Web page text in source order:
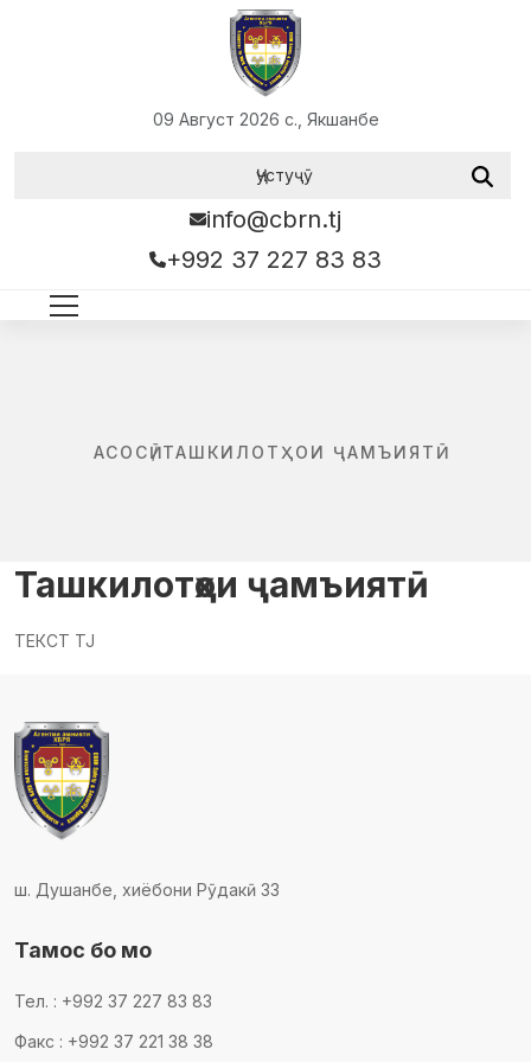
09 Август 2026 с., Якшанбе
info@cbrn.tj
+992 37 227 83 83
АСОСӢ/ТАШКИЛОТҲОИ ҶАМЪИЯТӢ
Ташкилотҳои ҷамъиятӣ
ТЕКСТ TJ
ш. Душанбе, хиёбони Рӯдакӣ 33
Тамос бо мо
Тел. : +992 37 227 83 83
Факс : +992 37 221 38 38